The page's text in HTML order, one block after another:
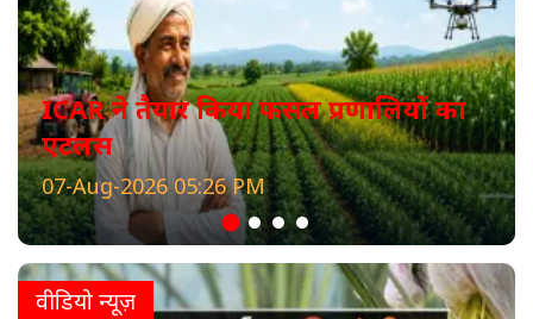
ICAR ने तैयार किया फसल प्रणालियों का
एटलस
07-Aug-2026 05:26 PM
वीडियो न्यूज़